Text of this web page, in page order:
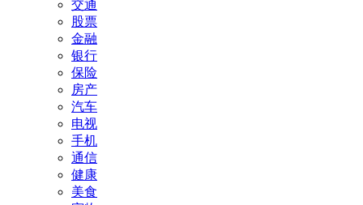
交通
股票
金融
银行
保险
房产
汽车
电视
手机
通信
健康
美食